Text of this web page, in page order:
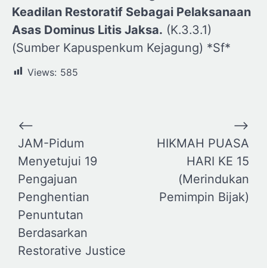
Keadilan Restoratif Sebagai Pelaksanaan
Asas Dominus Litis Jaksa. (K.3.3.1)
(Sumber Kapuspenkum Kejagung) *Sf*
Views: 585
Navigasi
pos
⟵
JAM-Pidum
Menyetujui 19
Pengajuan
Penghentian
Penuntutan
Berdasarkan
Restorative Justice
HIKMAH PUASA
HARI KE 15
(Merindukan
Pemimpin Bijak)
⟶